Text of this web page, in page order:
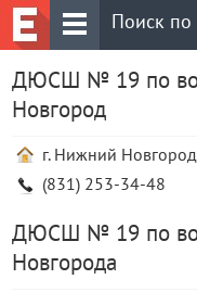
ДЮСШ № 19 по
Новгород
г. Нижний
(831) 253-34-48
ДЮСШ № 19 по
Новгорода